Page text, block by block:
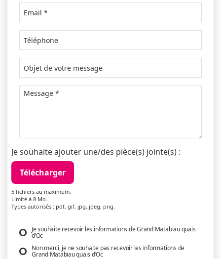
Je souhaite ajouter une/des pièce(s) jointe(s) :
Télécharger
5 fichiers au maximum.
Limité à 8 Mo.
Types autorisés : pdf, gif, jpg, jpeg, png.
Utilisation des données
Je souhaite recevoir les informations de Grand Matabiau quais
d’Oc
Non merci, je ne souhaite pas recevoir les informations de
Grand Matabiau quais d’Oc